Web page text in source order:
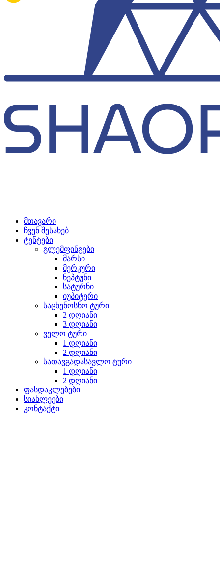
მთავარი
ჩვენ შესახებ
ტენტები
გლემფინგები
მარსი
მერკური
ნეპტუნი
სატურნი
იუპიტერი
საცხენოსნო ტური
2 დღიანი
3 დღიანი
ველო ტური
1 დღიანი
2 დღიანი
სათავგადასავლო ტური
1 დღიანი
2 დღიანი
ფასდაკლებები
სიახლეები
კონტაქტი